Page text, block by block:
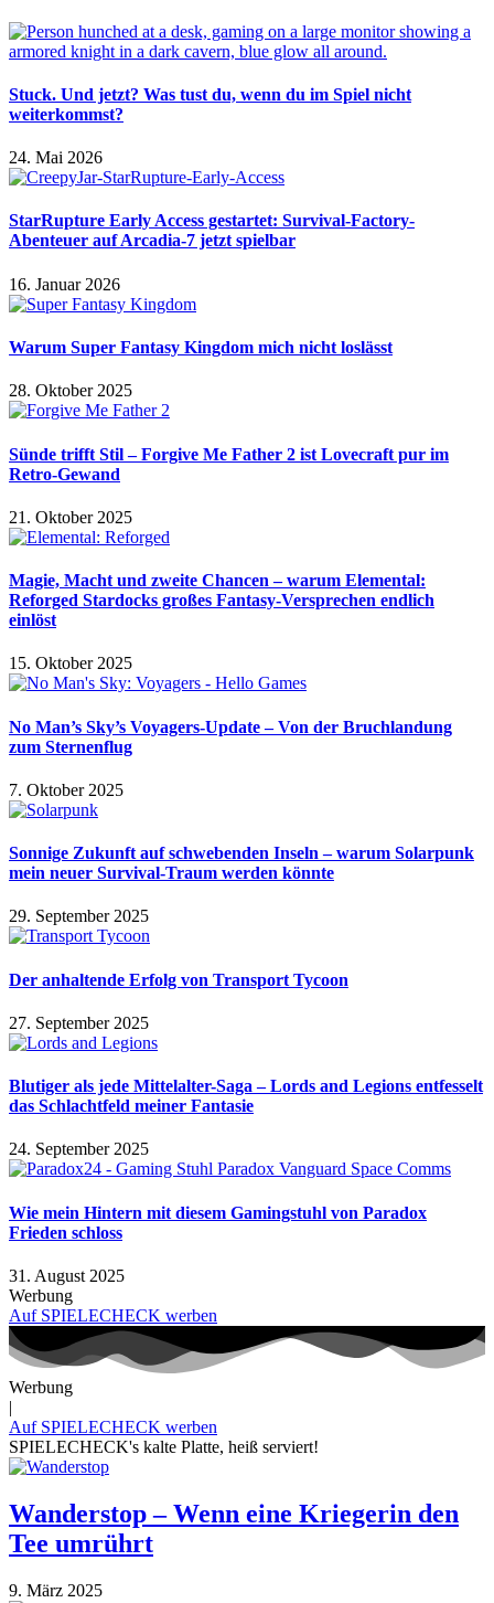
Stuck. Und jetzt? Was tust du, wenn du im Spiel nicht
weiterkommst?
24. Mai 2026
StarRupture Early Access gestartet: Survival-Factory-
Abenteuer auf Arcadia-7 jetzt spielbar
16. Januar 2026
Warum Super Fantasy Kingdom mich nicht loslässt
28. Oktober 2025
Sünde trifft Stil – Forgive Me Father 2 ist Lovecraft pur im
Retro-Gewand
21. Oktober 2025
Magie, Macht und zweite Chancen – warum Elemental:
Reforged Stardocks großes Fantasy-Versprechen endlich
einlöst
15. Oktober 2025
No Man’s Sky’s Voyagers-Update – Von der Bruchlandung
zum Sternenflug
7. Oktober 2025
Sonnige Zukunft auf schwebenden Inseln – warum Solarpunk
mein neuer Survival-Traum werden könnte
29. September 2025
Der anhaltende Erfolg von Transport Tycoon
27. September 2025
Blutiger als jede Mittelalter-Saga – Lords and Legions entfesselt
das Schlachtfeld meiner Fantasie
24. September 2025
Wie mein Hintern mit diesem Gamingstuhl von Paradox
Frieden schloss
31. August 2025
Werbung
Auf SPIELECHECK werben
Werbung
|
Auf SPIELECHECK werben
SPIELECHECK's kalte Platte, heiß serviert!
Wanderstop – Wenn eine Kriegerin den
Tee umrührt
9. März 2025